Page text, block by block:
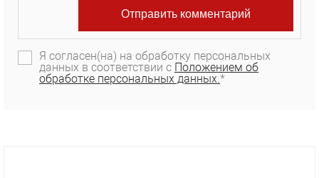
Я согласен(на) на обработку персональных
данных в соответствии с Положением об
обработке персональных данных.*